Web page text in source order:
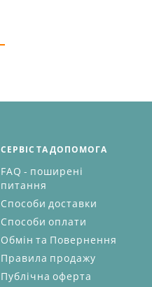
СЕРВІС ТА ДОПОМОГА
FAQ - поширені
питання
Способи доставки
Способи оплати
Обмін та Повернення
Правила продажу
Публічна оферта